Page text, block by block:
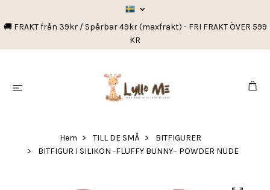
🚚 FRAKT från 39kr / Spårbar 49kr (maxfrakt) - FRI FRAKT ÖVER 599
KR
Hem TILL DE SMÅ
BITFIGURER
BITFIGUR I SILIKON -FLUFFY BUNNY– POWDER NUDE